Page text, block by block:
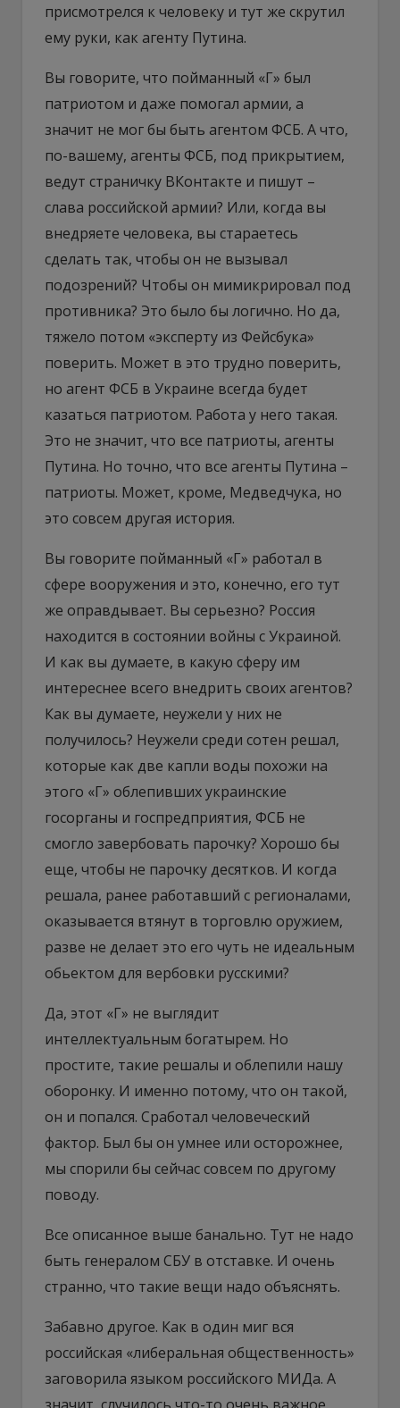
присмотрелся к человеку и тут же скрутил
ему руки, как агенту Путина.
Вы говорите, что пойманный «Г» был
патриотом и даже помогал армии, а
значит не мог бы быть агентом ФСБ. А что,
по-вашему, агенты ФСБ, под прикрытием,
ведут страничку ВКонтакте и пишут –
слава российской армии? Или, когда вы
внедряете человека, вы стараетесь
сделать так, чтобы он не вызывал
подозрений? Чтобы он мимикрировал под
противника? Это было бы логично. Но да,
тяжело потом «эксперту из Фейсбука»
поверить. Может в это трудно поверить,
но агент ФСБ в Украине всегда будет
казаться патриотом. Работа у него такая.
Это не значит, что все патриоты, агенты
Путина. Но точно, что все агенты Путина –
патриоты. Может, кроме, Медведчука, но
это совсем другая история.
Вы говорите пойманный «Г» работал в
сфере вооружения и это, конечно, его тут
же оправдывает. Вы серьезно? Россия
находится в состоянии войны с Украиной.
И как вы думаете, в какую сферу им
интереснее всего внедрить своих агентов?
Как вы думаете, неужели у них не
получилось? Неужели среди сотен решал,
которые как две капли воды похожи на
этого «Г» облепивших украинские
госорганы и госпредприятия, ФСБ не
смогло завербовать парочку? Хорошо бы
еще, чтобы не парочку десятков. И когда
решала, ранее работавший с регионалами,
оказывается втянут в торговлю оружием,
разве не делает это его чуть не идеальным
обьектом для вербовки русскими?
Да, этот «Г» не выглядит
интеллектуальным богатырем. Но
простите, такие решалы и облепили нашу
оборонку. И именно потому, что он такой,
он и попался. Сработал человеческий
фактор. Был бы он умнее или осторожнее,
мы спорили бы сейчас совсем по другому
поводу.
Все описанное выше банально. Тут не надо
быть генералом СБУ в отставке. И очень
странно, что такие вещи надо объяснять.
Забавно другое. Как в один миг вся
российская «либеральная общественность»
заговорила языком российского МИДа. А
значит, случилось что-то очень важное.